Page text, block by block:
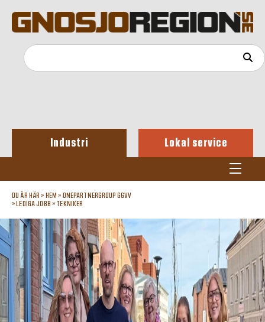
Industri Lokal service
DU ÄR HÄR » HEM » ONEPARTNERGROUP GGVV
»
LEDIGA JOBB » TEKNIKER